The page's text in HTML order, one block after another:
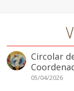
Circolar
05/04/2026